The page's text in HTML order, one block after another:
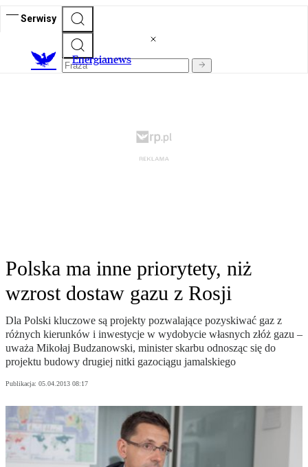
Serwisy
Energianews
Polska ma inne priorytety, niż
wzrost dostaw gazu z Rosji
Dla Polski kluczowe są projekty pozwalające pozyskiwać gaz z
różnych kierunków i inwestycje w wydobycie własnych złóż gazu –
uważa Mikołaj Budzanowski, minister skarbu odnosząc się do
projektu budowy drugiej nitki gazociągu jamalskiego
Publikacja: 05.04.2013 08:17